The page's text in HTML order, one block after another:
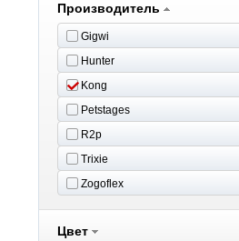
Производитель
Gigwi
Hunter
Kong
Petstages
R2p
Trixie
Zogoflex
Цвет